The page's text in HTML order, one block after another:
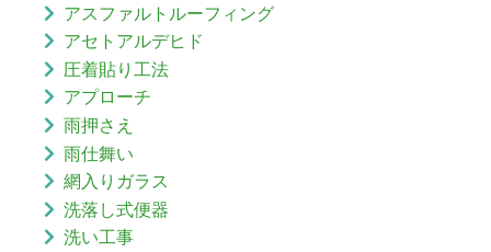
アスファルトルーフィング
アセトアルデヒド
圧着貼り工法
アプローチ
雨押さえ
雨仕舞い
網入りガラス
洗落し式便器
洗い工事